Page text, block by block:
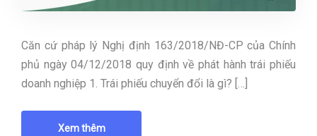
Căn cứ pháp lý Nghị định 163/2018/NĐ-CP của Chính
phủ ngày 04/12/2018 quy định về phát hành trái phiếu
doanh nghiệp 1. Trái phiếu chuyển đổi là gì? […]
Xem thêm